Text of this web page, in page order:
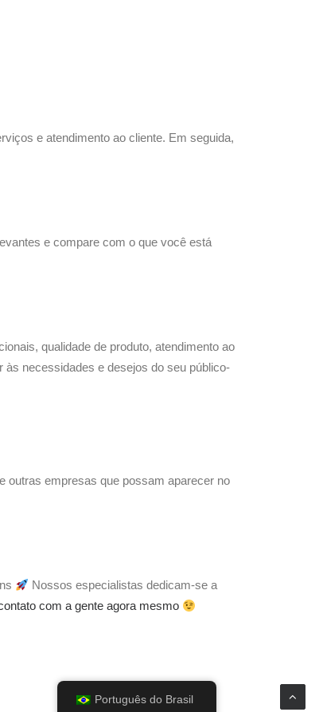
e atendimento ao cliente. Em seguida,
e compare com o que você está
qualidade de produto, atendimento ao
às necessidades e desejos do seu público-
outras empresas que possam aparecer no
Nossos especialistas dedicam-se a
com a gente agora mesmo
Português do Brasil